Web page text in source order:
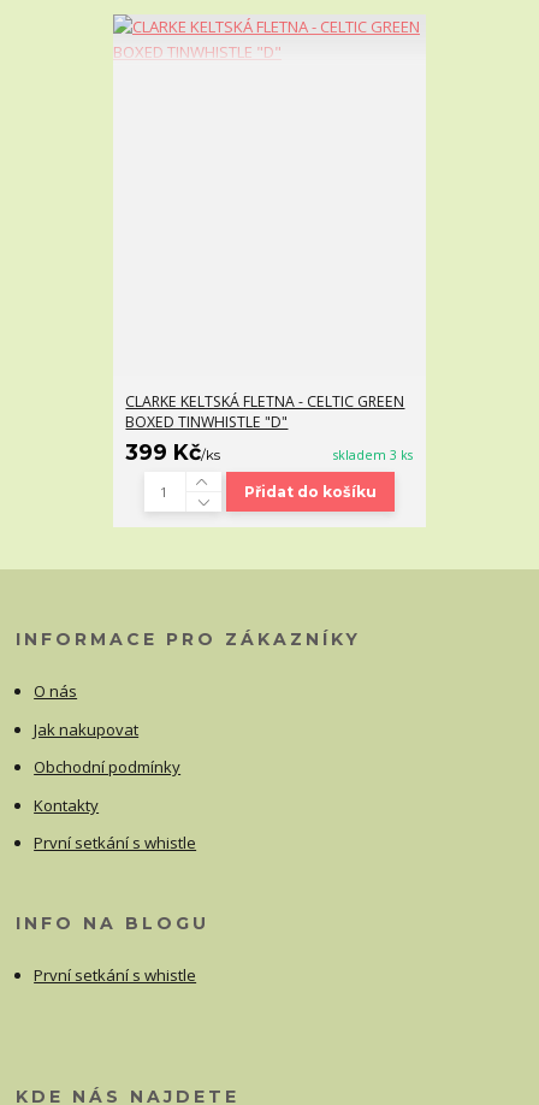
CLARKE KELTSKÁ FLETNA - CELTIC GREEN
BOXED TINWHISTLE "D"
399 Kč/ks skladem 3 ks
Přidat do košíku
INFORMACE PRO ZÁKAZNÍKY
O nás
Jak nakupovat
Obchodní podmínky
Kontakty
První setkání s whistle
INFO NA BLOGU
První setkání s whistle
KDE NÁS NAJDETE